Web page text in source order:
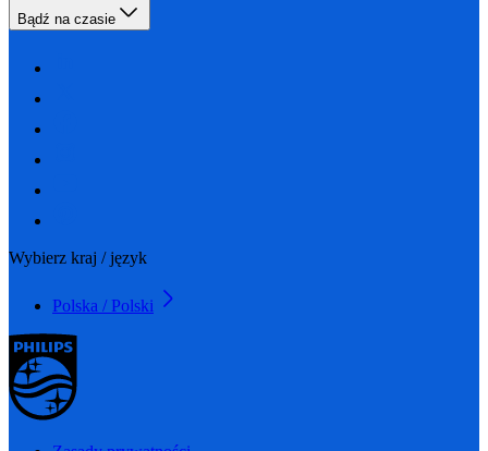
Bądź na czasie
Wybierz kraj / język
Polska / Polski